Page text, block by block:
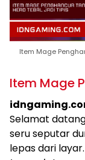
Item Mage
Item Mage
Selamat
seru seputar
lepas dari